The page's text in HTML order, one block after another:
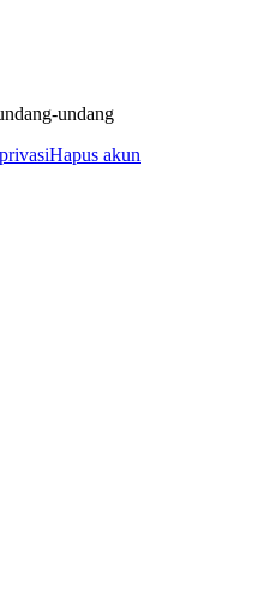
undang
Hapus akun